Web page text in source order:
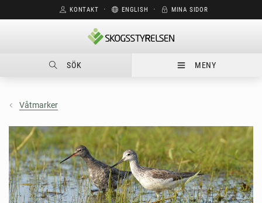
KONTAKT ⋅ ENGLISH ⋅ MINA SIDOR
SÖK MENY
Våtmarker